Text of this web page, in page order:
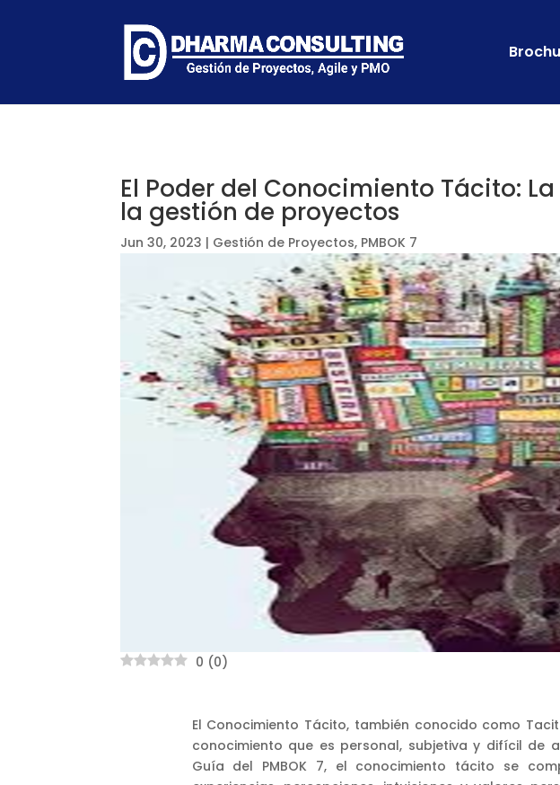
El Poder del Conocimiento Tácito:
la gestión de proyectos
Jun 30, 2023 | Gestión de Proyectos, PMBOK 7
0 (0)
El Conocimiento Tácito, también conocido como
conocimiento que es personal, subjetiva y difícil de
Guía del PMBOK 7, el conocimiento tácito se